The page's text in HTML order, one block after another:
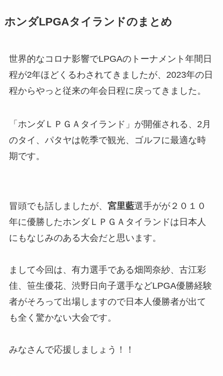
ホンダLPGAタイランドのまとめ
世界的なコロナ影響でLPGAのトーナメント年間日
程が2年ほどくるわされてきましたが、2023年の日
程からやっと従来の年会日程に戻ってきました。
「ホンダＬＰＧＡタイランド」が開催される、2月
のタイ、パタヤは乾季で観光、ゴルフに最適な時
期です。
冒頭でも話しましたが、 宮里藍選手がが２０１０
年に優勝したホンダＬＰＧＡタイランドは日本人
にもなじみのある大会だと思います。
まして今回は、有力選手である畑岡奈紗、古江彩
佳、笹生優花、渋野日向子選手などLPGA優勝経験
者がそろって出場しますので日本人優勝者が出て
も全く驚かない大会です。
みなさんで応援しましょう！！